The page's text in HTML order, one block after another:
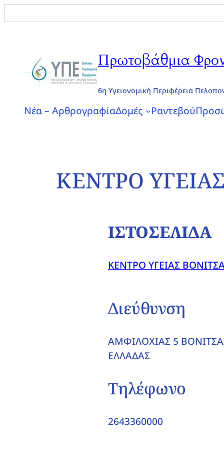
Search
Πρωτοβάθμια
6η Υγειονομική Περιφέρεια
Νέα – ΑρθρογραφίαΔομές Ραντεβού
ΚΕΝΤΡΟ
ΙΣΤΟΣΕΛΙΔΑ
ΚΕΝΤΡΟ ΥΓΕΙΑΣ
Διεύθυνση
ΑΜΦΙΛΟΧΙΑΣ 5
ΕΛΛΑΔΑΣ
Τηλέφωνο
2643360000